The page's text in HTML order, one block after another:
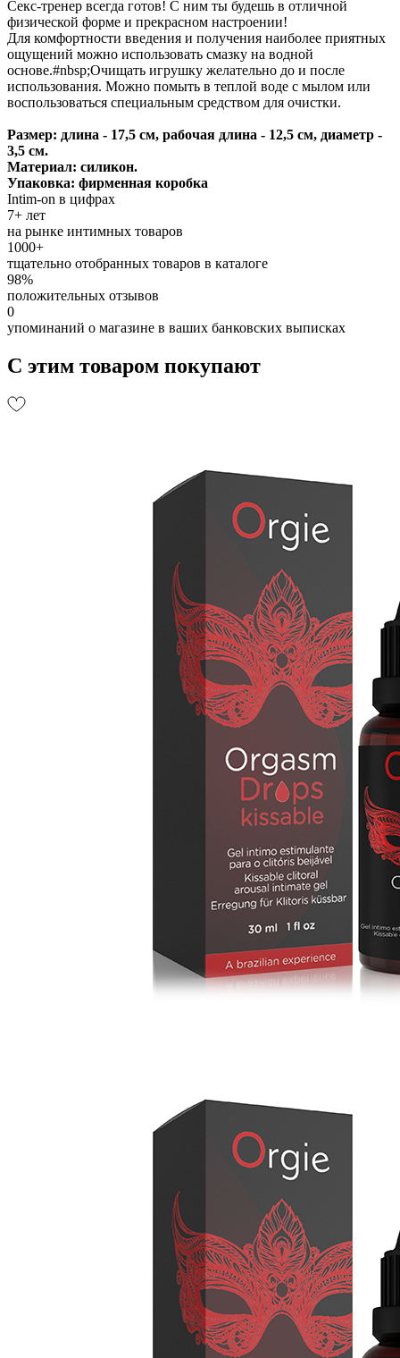
Секс-тренер всегда готов! С ним ты будешь в отличной
физической форме и прекрасном настроении!
Для комфортности введения и получения наиболее приятных
ощущений можно использовать смазку на водной
основе.#nbsp;Очищать игрушку желательно до и после
использования. Можно помыть в теплой воде с мылом или
воспользоваться специальным средством для очистки.
Размер: длина - 17,5 см, рабочая длина - 12,5 см, диаметр -
3,5 см.
Материал: силикон.
Упаковка: фирменная коробка
Intim-on в цифрах
7+ лет
на рынке интимных товаров
1000+
тщательно отобранных товаров в каталоге
98%
положительных отзывов
0
упоминаний о магазине в ваших банковских выписках
С этим товаром покупают